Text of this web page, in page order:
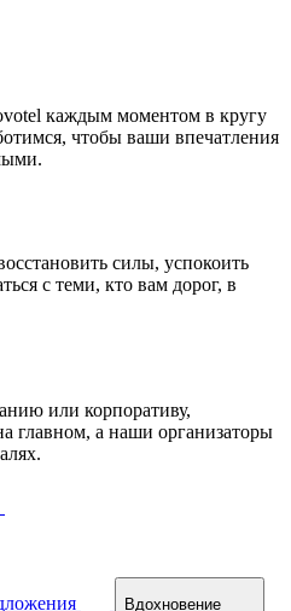
каждым моментом в кругу
чтобы ваши впечатления
силы, успокоить
с теми, кто вам дорог, в
или корпоративу,
главном, а наши организаторы
Вдохновение